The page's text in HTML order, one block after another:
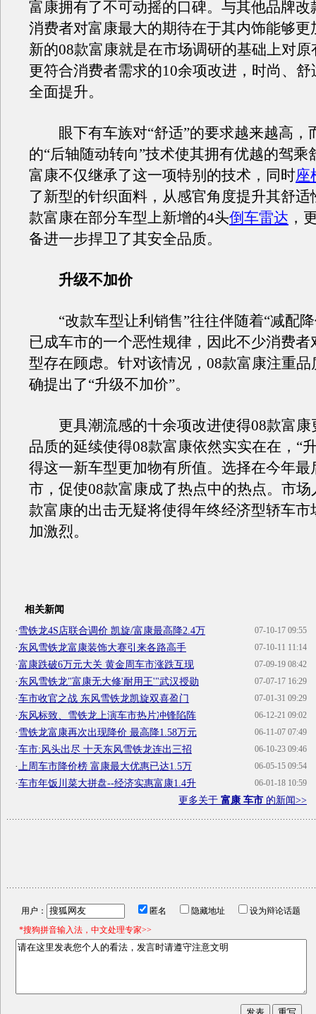
富康拥有了不可动摇的口碑。与其他品牌改
消费者对富康最大的期待在于其内饰能够更
新的08款富康就是在市场调研的基础上对
更符合消费者需求的10余项改进，时尚、
全面提升。
眼下有车族对“舒适”的要求越来越高，
的“后轴随动转向”技术使其拥有优越的驾乘
富康不仅继承了这一项特别的技术，同时座
了新型的针织面料，从感官角度提升其舒适
款富康在部分车型上新增的4头倒车雷达 ，
备进一步捍卫了其安全品质。
升级不加价
“改款车型让利销售”往往伴随着“减配降
已成车市的一个恶性规律，因此不少消费者
型存在顾虑。针对该情况，08款富康注重
确提出了“升级不加价”。
更具潮流感的十余项改进使得08款富康
品质的延续使得08款富康依然实实在在，“
得这一新车型更加物有所值。选择在今年最
市，促使08款富康成了热点中的热点。市场
款富康的出击无疑将使得年终经济型轿车市
加激烈。
相关新闻
07-10-17 09:55
·雪铁龙4S店联合调价 凯旋/富康最高降2.4万
07-10-11 11:14
·东风雪铁龙富康装饰大赛引来各路高手
07-09-19 08:42
·富康跌破6万元大关 黄金周车市涨跌互现
07-07-17 16:29
·东风雪铁龙"富康无大修'耐用王'"武汉授勋
07-01-31 09:29
·车市收官之战 东风雪铁龙凯旋双喜盈门
06-12-21 09:02
·东风标致、雪铁龙上演车市热片冲锋陷阵
06-11-07 07:49
·雪铁龙富康再次出现降价 最高降1.58万元
06-10-23 09:46
·车市:风头出尽 十天东风雪铁龙连出三招
06-05-15 09:54
· 上周车市降价榜 富康最大优惠已达1.5万
06-01-18 10:59
·车市年饭川菜大拼盘--经济实惠富康1.4升
更多关于 富康 车市 的新闻>>
用户： 匿名 隐藏地址
设为辩论话题
*搜狗拼音输入法，中文处理专家>>